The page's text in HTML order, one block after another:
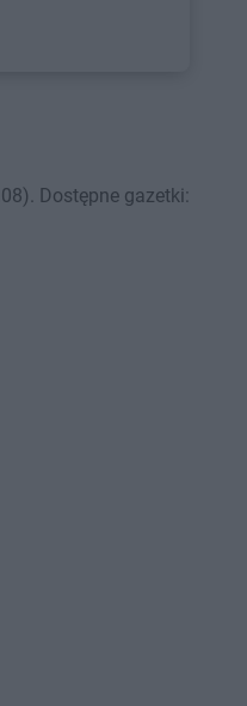
Dostępne gazetki: